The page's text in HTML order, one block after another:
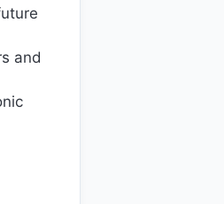
and